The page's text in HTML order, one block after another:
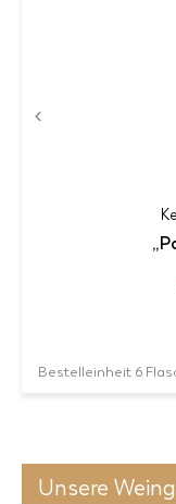
Bestelleinheit 6
Unsere